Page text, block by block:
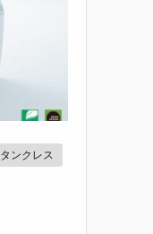
タンクレス